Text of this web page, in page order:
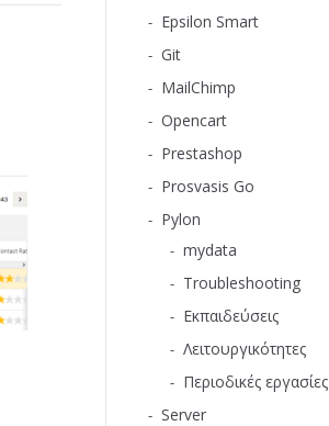
Epsilon Smart
Git
MailChimp
Opencart
Prestashop
Prosvasis Go
Pylon
mydata
Troubleshooting
Εκπαιδεύσεις
Λειτουργικότητες
Περιοδικές εργασίες
Server